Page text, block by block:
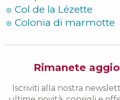
Col de la Lézette
Colonia di marmotte
Rimanete
Iscriviti alla nostra